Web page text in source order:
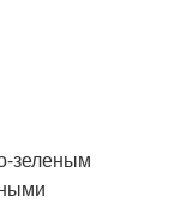
зеленым